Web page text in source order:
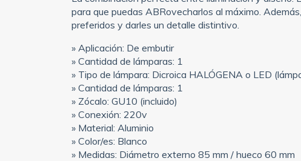
para que puedas ABRovecharlos al máximo.
preferidos y darles un detalle distintivo.
» Aplicación: De embutir
» Cantidad de lámparas: 1
» Tipo de lámpara: Dicroica HALÓGENA o LED
» Cantidad de lámparas: 1
» Zócalo: GU10 (incluido)
» Conexión: 220v
» Material: Aluminio
» Color/es: Blanco
» Medidas: Diámetro externo 85 mm / hueco 60 mm